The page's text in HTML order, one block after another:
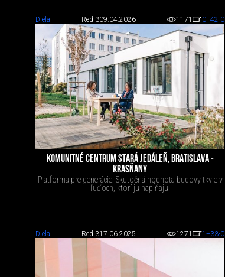
Diela Red 309.04.2026 1171 0+42-0
KOMUNITNÉ CENTRUM STARÁ JEDÁLEŇ, BRATISLAVA -
KRASŇANY
Platforma pre generácie: Skutočná hodnota budovy tkvie v
ľuďoch, ktorí ju napĺňajú.
Diela Red 317.06.2025 1271 1 +33-0